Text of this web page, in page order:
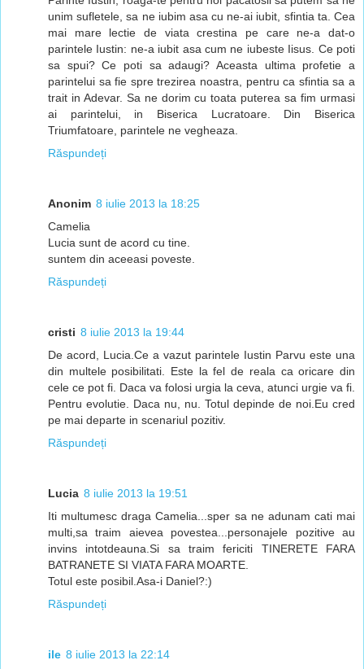
unim sufletele, sa ne iubim asa cu ne-ai iubit, sfintia ta. Cea
mai mare lectie de viata crestina pe care ne-a dat-o
parintele Iustin: ne-a iubit asa cum ne iubeste Iisus. Ce poti
sa spui? Ce poti sa adaugi? Aceasta ultima profetie a
parintelui sa fie spre trezirea noastra, pentru ca sfintia sa a
trait in Adevar. Sa ne dorim cu toata puterea sa fim urmasi
ai parintelui, in Biserica Lucratoare. Din Biserica
Triumfatoare, parintele ne vegheaza.
Răspundeți
Anonim 8 iulie 2013 la 18:25
Camelia
Lucia sunt de acord cu tine.
suntem din aceeasi poveste.
Răspundeți
cristi 8 iulie 2013 la 19:44
De acord, Lucia.Ce a vazut parintele Iustin Parvu este una
din multele posibilitati. Este la fel de reala ca oricare din
cele ce pot fi. Daca va folosi urgia la ceva, atunci urgie va fi.
Pentru evolutie. Daca nu, nu. Totul depinde de noi.Eu cred
pe mai departe in scenariul pozitiv.
Răspundeți
Lucia 8 iulie 2013 la 19:51
Iti multumesc draga Camelia...sper sa ne adunam cati mai
multi,sa traim aievea povestea...personajele pozitive au
invins intotdeauna.Si sa traim fericiti TINERETE FARA
BATRANETE SI VIATA FARA MOARTE.
Totul este posibil.Asa-i Daniel?:)
Răspundeți
ile 8 iulie 2013 la 22:14